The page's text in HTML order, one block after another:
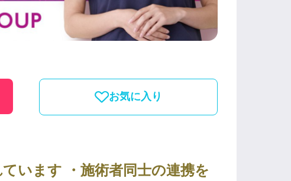
お気に入り
います ・施術者同士の連携を